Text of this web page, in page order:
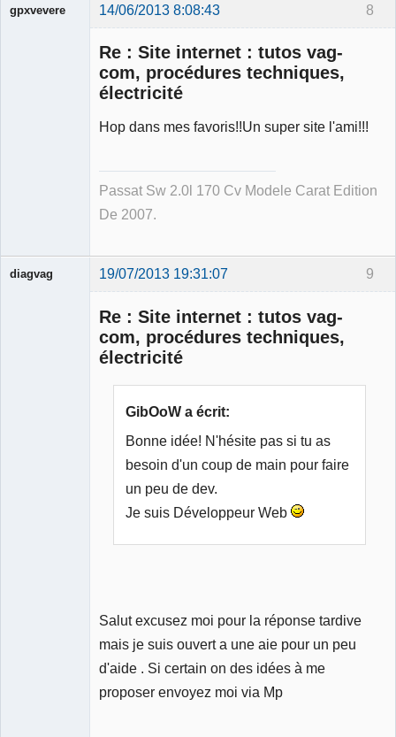
8
gpxvevere 14/06/2013 8:08:43
Re : Site internet : tutos vag-
com, procédures techniques,
électricité
Hop dans mes favoris!!Un super site l'ami!!!
Passat Sw 2.0l 170 Cv Modele Carat Edition
De 2007.
9
diagvag 19/07/2013 19:31:07
Re : Site internet : tutos vag-
com, procédures techniques,
électricité
GibOoW a écrit:
Bonne idée! N'hésite pas si tu as
besoin d'un coup de main pour faire
un peu de dev.
Je suis Développeur Web
Salut excusez moi pour la réponse tardive
mais je suis ouvert a une aie pour un peu
d'aide . Si certain on des idées à me
proposer envoyez moi via Mp